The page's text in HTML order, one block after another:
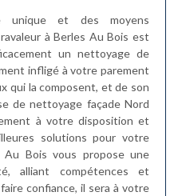
unique et des moyens
à Berles Au Bois est
un nettoyage de
infligé à votre parement
qui la composent, et de son
de nettoyage façade Nord
à votre disposition et
solutions pour votre
Au Bois vous propose une
alliant compétences et
confiance, il sera à votre